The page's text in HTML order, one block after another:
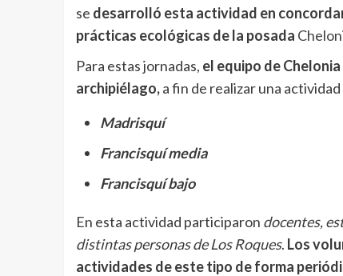
se desarrolló esta actividad en
prácticas ecológicas de la posada
Para estas jornadas, el equipo de
archipiélago,a fin de realizar una
Madrisquí
Francisquí media
Francisquí bajo
En esta actividad participaron docentes,
distintas personas de Los Roques. Los
actividades de este tipo de forma